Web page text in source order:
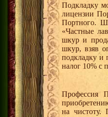
Подкладку
лицензии
Портного.
«Частные
шкур и
шкур, взяв
подкладку и
налог 10% с
Профессия
на чистоту.